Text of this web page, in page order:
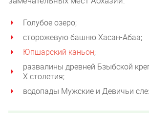
Голубое озеро;
сторожевую башню Хасан-Абаа;
Юпшарский каньон;
развалины древней Бзыбской
X столетия;
водопады Мужские и Девичьи